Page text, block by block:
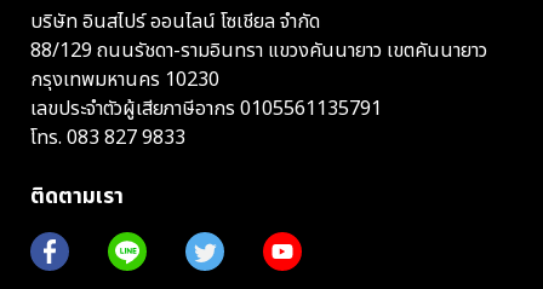
บริษัท อินสไปร์ ออนไลน์ โซเชียล จำกัด
88/129 ถนนรัชดา-รามอินทรา แขวงคันนายาว เขตคันนายาว
กรุงเทพมหานคร 10230
เลขประจำตัวผู้เสียภาษีอากร 0105561135791
โทร. 083 827 9833
ติดตามเรา